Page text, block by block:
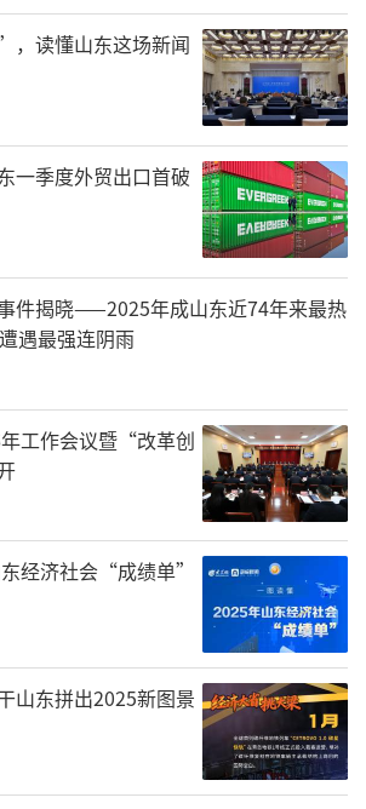
风，捧一束野菊，献给自然中
。此刻的双泉镇，在夕阳的余
安详，让人不由自主地放慢脚
心灵在这里得以沉醉，放眼望
变得柔软而温暖起来。
融媒）
责任编辑：康裕新
读懂山东这场新闻
一季度外贸出口首破
件揭晓——2025年成山东近74年来最热
遇最强连阴雨
工作会议暨“改革创
经济社会“成绩单”
山东拼出2025新图景